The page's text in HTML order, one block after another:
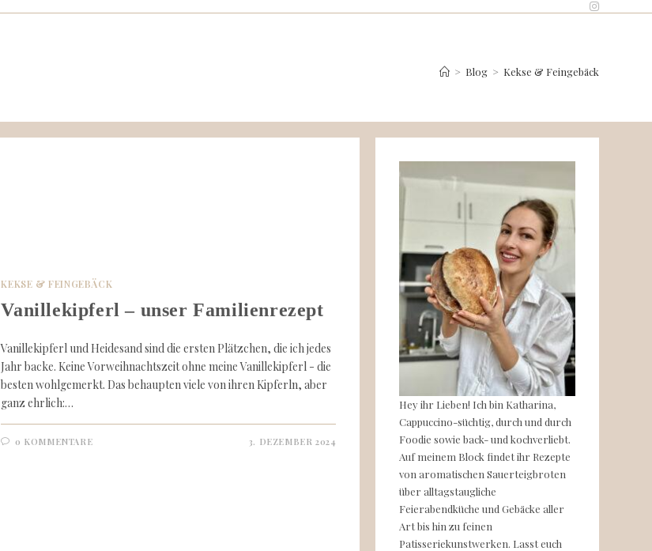
> Blog > Kekse & Feingebäck
KEKSE & FEINGEBÄCK
Vanillekipferl – unser Familienrezept
Vanillekipferl und Heidesand sind die ersten Plätzchen, die ich jedes
Jahr backe. Keine Vorweihnachtszeit ohne meine Vanillekipferl - die
besten wohlgemerkt. Das behaupten viele von ihren Kipferln, aber
ganz ehrlich:…
0 KOMMENTARE 3. DEZEMBER 2024
Hey ihr Lieben! Ich bin Katharina,
Cappuccino-süchtig, durch und durch
Foodie sowie back- und kochverliebt.
Auf meinem Block findet ihr Rezepte
von aromatischen Sauerteigbroten
über alltagstaugliche
Feierabendküche und Gebäcke aller
Art bis hin zu feinen
Patisseriekunstwerken. Lasst euch